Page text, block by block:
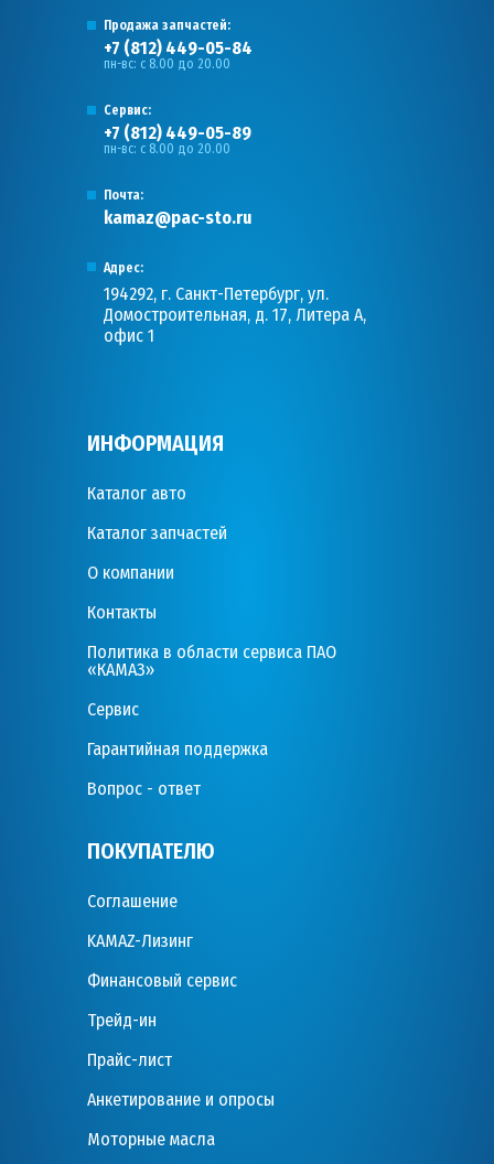
Продажа запчастей:
+7 (812) 449-05-84
пн-вс: с 8.00 до 20.00
Сервис:
+7 (812) 449-05-89
пн-вс: с 8.00 до 20.00
Почта:
kamaz@pac-sto.ru
Адрес:
194292, г. Санкт-Петербург, ул.
Домостроительная, д. 17, Литера А,
офис 1
ИНФОРМАЦИЯ
Каталог авто
Каталог запчастей
О компании
Контакты
Политика в области сервиса ПАО
«КАМАЗ»
Сервис
Гарантийная поддержка
Вопрос - ответ
ПОКУПАТЕЛЮ
Соглашение
KAMAZ-Лизинг
Финансовый сервис
Трейд-ин
Прайс-лист
Анкетирование и опросы
Моторные масла